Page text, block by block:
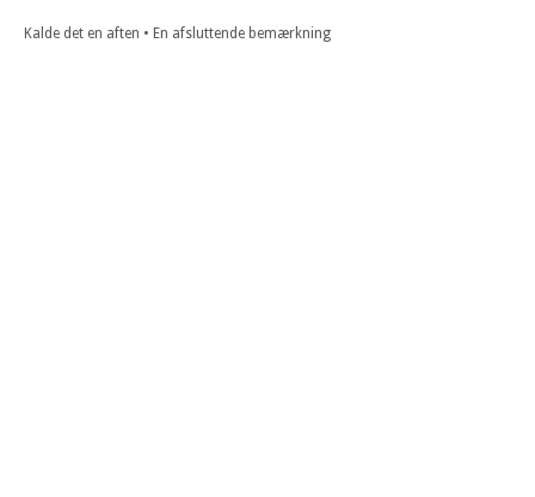
Kalde det en aften • En afsluttende bemærkning